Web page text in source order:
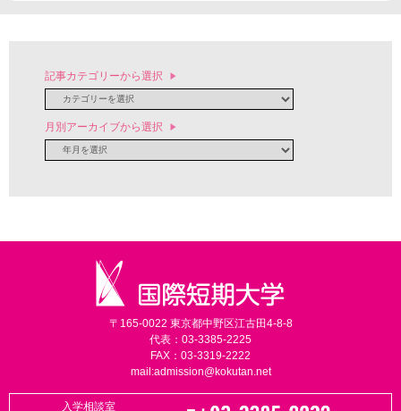
記事カテゴリーから選択
月別アーカイブから選択
〒165-0022 東京都中野区江古田4-8-8
代表：03-3385-2225
FAX：03-3319-2222
mail:admission@kokutan.net
入学相談室